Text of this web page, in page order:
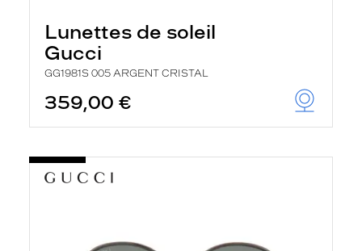
Lunettes de soleil
Gucci
GG1981S 005 ARGENT CRISTAL
359,00 €